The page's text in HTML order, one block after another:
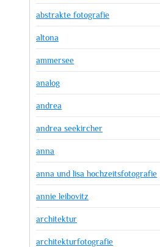
abstrakte fotografie
altona
ammersee
analog
andrea
andrea seekircher
anna
anna und lisa hochzeitsfotografie
annie leibovitz
architektur
architekturfotografie